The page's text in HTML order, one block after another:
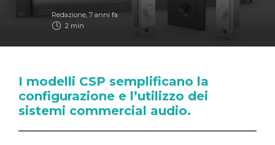
Redazione, 7 anni fa
2 min
I modelli CSP semplificano la
configurazione e l’utilizzo dei
sistemi commercial audio.